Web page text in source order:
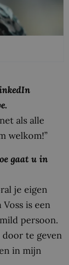
als alle
welkom!”
gaat u in
je eigen
is een
persoon.
te geven
in mijn